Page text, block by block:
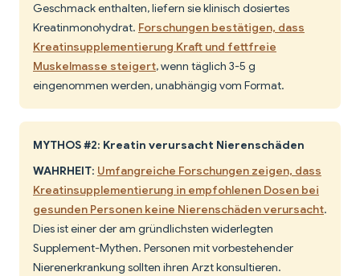
Geschmack enthalten, liefern sie klinisch dosiertes
Kreatinmonohydrat. Forschungen bestätigen, dass
Kreatinsupplementierung Kraft und fettfreie
Muskelmasse steigert, wenn täglich 3-5 g
eingenommen werden, unabhängig vom Format.
MYTHOS #2: Kreatin verursacht Nierenschäden
WAHRHEIT: Umfangreiche Forschungen zeigen, dass
Kreatinsupplementierung in empfohlenen Dosen bei
gesunden Personen keine Nierenschäden verursacht.
Dies ist einer der am gründlichsten widerlegten
Supplement-Mythen. Personen mit vorbestehender
Nierenerkrankung sollten ihren Arzt konsultieren.